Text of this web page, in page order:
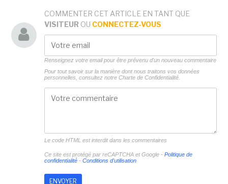
COMMENTER CET ARTICLE EN TANT QUE
VISITEUR OU CONNECTEZ-VOUS
Renseignez votre email pour être prévenu d'un nouveau commentaire
Pour tout savoir sur la manière dont nous traitons vos données
personnelles, consultez notre Charte de Confidentialité.
Le code HTML est interdit dans les commentaires
Ce site est protégé par reCAPTCHA et Google - Politique de
confidentialité- Conditions d'utilisation